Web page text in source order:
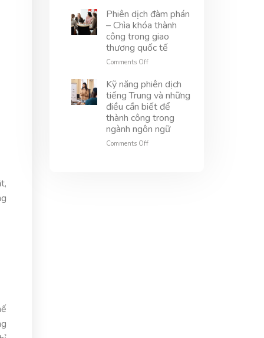
kỹ
năng
xu
hướng
mới
lĩnh
vực
này
dịch
tiếng
Anh
du
lịch
kết
văn
hóa
và
trải
nghiệm
du
khách
Phiên dịch đàm phán
– Chìa khóa thành
công trong giao
thương quốc tế
Comments Offon
dịch
đàm
phán
–
Chìa
khóa
thành
Kỹ năng phiên dịch
tiếng Trung và những
điều cần biết để
thành công trong
ngành ngôn ngữ
Comments Offon